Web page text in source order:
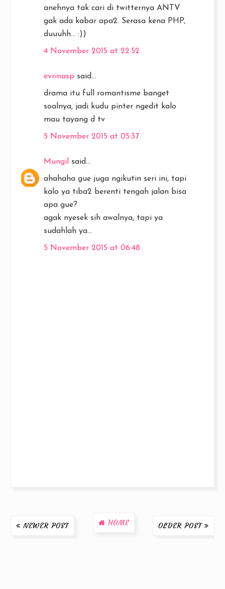
anehnya tak cari di twitternya ANTV
gak ada kabar apa2. Serasa kena PHP,
duuuhh... :))
4 November 2015 at 22:52
evrinasp said...
drama itu full romantisme banget
soalnya, jadi kudu pinter ngedit kalo
mau tayang d tv
5 November 2015 at 05:37
Mungil said...
ahahaha gue juga ngikutin seri ini, tapi
kalo ya tiba2 berenti tengah jalan bisa
apa gue?
agak nyesek sih awalnya, tapi ya
sudahlah ya...
5 November 2015 at 06:48
NEWER POST OLDER POST
HOME